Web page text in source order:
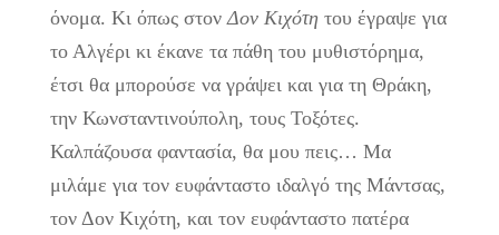
όνομα. Κι όπως στονΔον Κιχότη του έγραψε για
το Αλγέρι κι έκανε τα πάθη του μυθιστόρημα,
έτσι θα μπορούσε να γράψει και για τη Θράκη,
την Κωνσταντινούπολη, τους Τοξότες.
Καλπάζουσα φαντασία, θα μου πεις… Μα
μιλάμε για τον ευφάνταστο ιδαλγό της Μάντσας,
τον Δον Κιχότη, και τον ευφάνταστο πατέρα